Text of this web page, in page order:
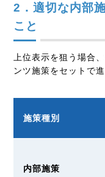
2．適切な内部
こと
上位表示を狙う場合
ンツ施策をセットで
施策種別
内部施策